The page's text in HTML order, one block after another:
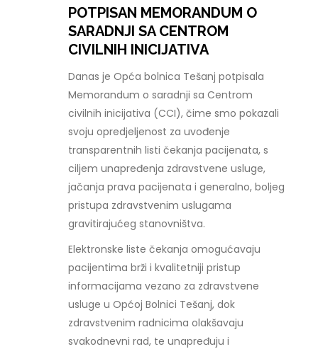
POTPISAN MEMORANDUM O
SARADNJI SA CENTROM
CIVILNIH INICIJATIVA
Danas je Opća bolnica Tešanj potpisala
Memorandum o saradnji sa Centrom
civilnih inicijativa (CCI), čime smo pokazali
svoju opredjeljenost za uvođenje
transparentnih listi čekanja pacijenata, s
ciljem unapređenja zdravstvene usluge,
jačanja prava pacijenata i generalno, boljeg
pristupa zdravstvenim uslugama
gravitirajućeg stanovništva.
Elektronske liste čekanja omogućavaju
pacijentima brži i kvalitetniji pristup
informacijama vezano za zdravstvene
usluge u Općoj Bolnici Tešanj, dok
zdravstvenim radnicima olakšavaju
svakodnevni rad, te unapređuju i